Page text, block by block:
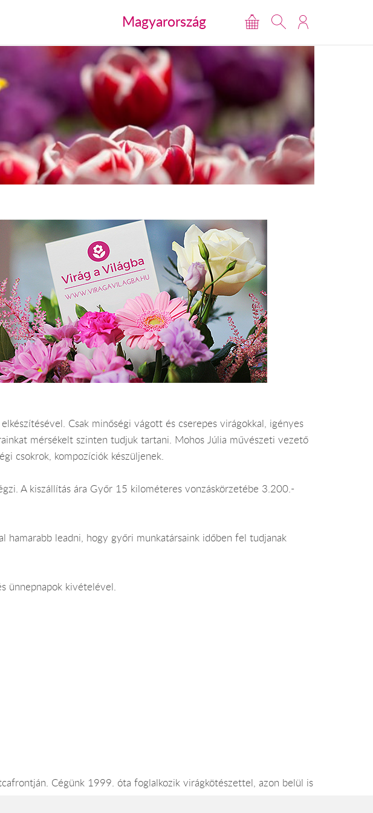
Magyarország
Csak minőségi vágott és cserepes virágokkal, igényes
mérsékelt szinten tudjuk tartani. Mohos Júlia művészeti vezető
csokrok, kompozíciók készüljenek.
A kiszállítás ára Győr 15 kilométeres vonzáskörzetébe 3.200.-
leadni, hogy győri munkatársaink időben fel tudjanak
ünnepnapok kivételével.
Cégünk 1999. óta foglalkozik virágkötészettel, azon belül is
kiegészítőkkel dolgozunk. A vágott virágokat közvetlenül